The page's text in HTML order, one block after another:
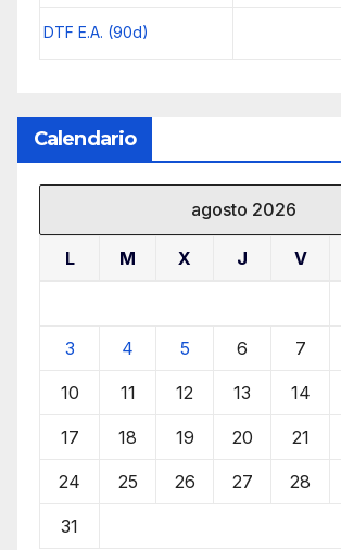
DTF E.A. (90d)
Calendario
agosto 2026
L M X J V
3 4 5 6 7
10 11 12 13 14
17 18 19 20 21
24 25 26 27 28
31